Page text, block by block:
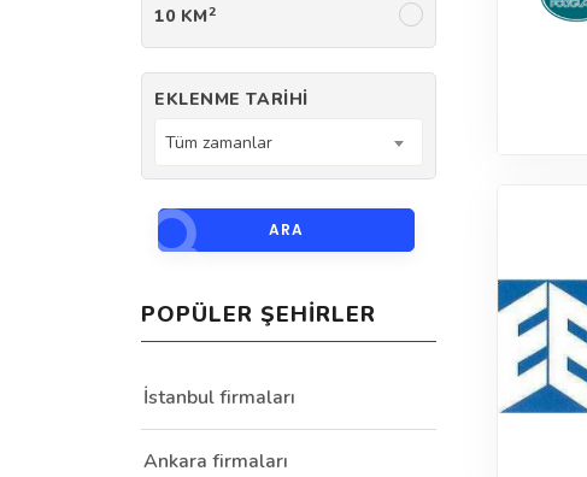
10 KM2
EKLENME TARIHI
Tüm zamanlar
ARA
POPÜLER ŞEHIRLER
İstanbul firmaları
Ankara firmaları